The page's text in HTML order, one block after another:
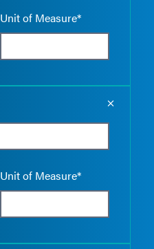
Unit of Measure*
Unit of Measure*